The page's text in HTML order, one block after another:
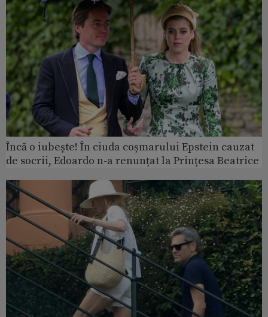
Încă o iubește! În ciuda coșmarului Epstein cauzat
de socrii, Edoardo n-a renunțat la Prințesa Beatrice